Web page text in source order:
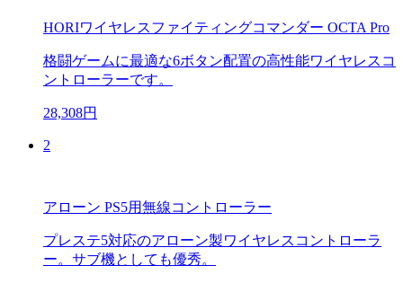
HORIワイヤレスファイティングコマンダー OCTA Pro
格闘ゲームに最適な6ボタン配置の高性能ワイヤレスコ
ントローラーです。
28,308円
2
アローン PS5用無線コントローラー
プレステ5対応のアローン製ワイヤレスコントローラ
ー。サブ機としても優秀。